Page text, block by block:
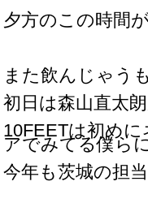
夕方のこの時間
また飲んじゃう
初日は森山直太
10FEETは初め
アでみてる僕ら
今年も茨城の担